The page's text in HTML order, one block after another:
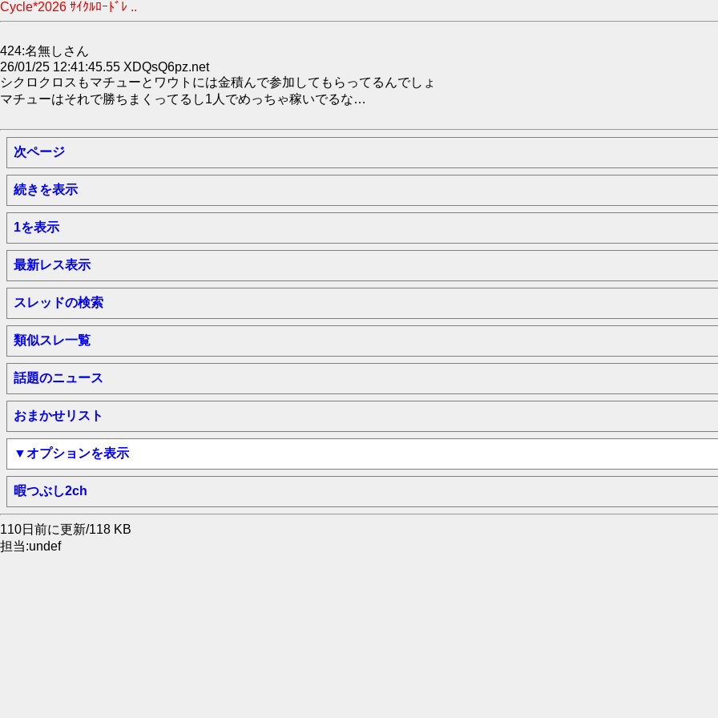
Cycle*2026 ｻｲｸﾙﾛｰﾄﾞﾚ ..
424:名無しさん
26/01/25 12:41:45.55 XDQsQ6pz.net
シクロクロスもマチューとワウトには金積んで参加してもらってるんでしょ
マチューはそれで勝ちまくってるし1人でめっちゃ稼いでるな…
次ページ
続きを表示
1を表示
最新レス表示
スレッドの検索
類似スレ一覧
話題のニュース
おまかせリスト
▼オプションを表示
暇つぶし2ch
110日前に更新/118 KB
担当:undef